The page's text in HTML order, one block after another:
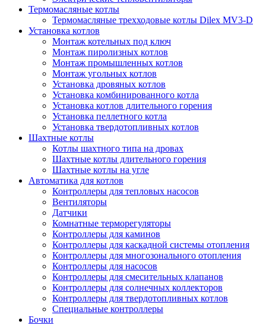
Термомасляные котлы
Термомасляные трехходовые котлы Dilex MV3-D
Установка котлов
Монтаж котельных под ключ
Монтаж пиролизных котлов
Монтаж промышленных котлов
Монтаж угольных котлов
Установка дровяных котлов
Установка комбинированного котла
Установка котлов длительного горения
Установка пеллетного котла
Установка твердотопливных котлов
Шахтные котлы
Котлы шахтного типа на дровах
Шахтные котлы длительного горения
Шахтные котлы на угле
Автоматика для котлов
Контроллеры для тепловых насосов
Вентиляторы
Датчики
Комнатные терморегуляторы
Контроллеры для каминов
Контроллеры для каскадной системы отопления
Контроллеры для многозонального отопления
Контроллеры для насосов
Контроллеры для смесительных клапанов
Контроллеры для солнечных коллекторов
Контроллеры для твердотопливных котлов
Специальные контроллеры
Бочки